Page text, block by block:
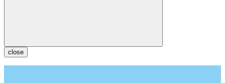
close